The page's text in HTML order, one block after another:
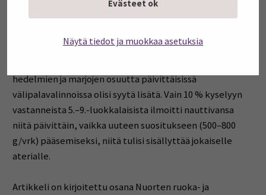
Evästeet ok
Näytä tiedot ja muokkaa asetuksia
lähteistä. Tässä tutkimuksessa viljatuotteet olivat
luokkalaisten keskuudessa. Tärkeää on, että
hedelmien ja marjojen osuutta päivittäisissä
välipalavalinnoissa olisi syytä lisätä. Vain 10 % kyselyyn
vastanneista 5.–9.-luokkalaisista ilmoitti nauttivansa
niitä päivittäin, vaikka uuteen suositukseen (500–800
g/vrk) pääsemiseksi, niitä tulisi sisällyttää jokaiselle
aterialle.
Artikkeli on kirjoitettu osana Nuorten ruoka- ja